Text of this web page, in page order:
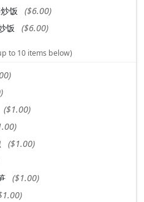
饭
($6.00)
饭
($6.00)
to 10 items below)
($1.00)
($1.00)
($1.00)